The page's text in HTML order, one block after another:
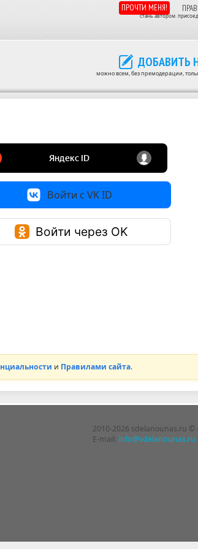
ПРОЧТИ МЕНЯ!
стань автором.
ДОБАВИТЬ
можно всем, без премодерации,
Войти с VK ID
Войти через OK
и Правилами сайта.
2010-2026 sdelanounas.ru ©
E-mail: info@sdelanounas.ru